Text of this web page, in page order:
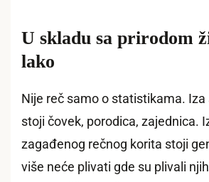
U skladu sa prirodom
lako
Nije reč samo o statistikama. Iza
stoji čovek, porodica, zajednica.
zagađenog rečnog korita stoji
više neće plivati gde su plivali